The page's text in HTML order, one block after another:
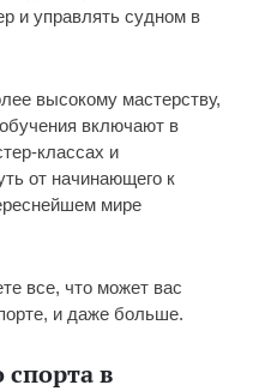
и управлять судном в
высокому мастерству,
включают в
классах и
от начинающего к
мире
все, что может вас
и даже больше.
спорта в